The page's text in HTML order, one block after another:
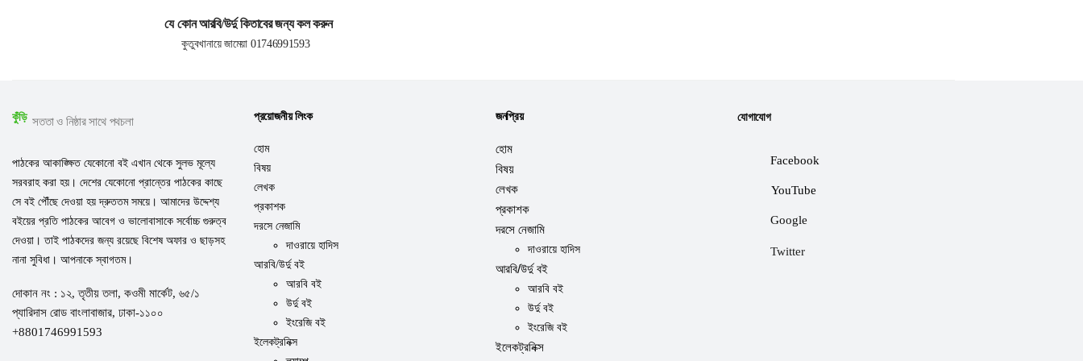
যে কোন আরবি/উর্দু কিতাবের জন্য কল করুন
কুতুবখানায়ে জামেয়া 01746991593
কুঁড়ি সততা ও নিষ্ঠার সাথে পথচলা
পাঠকের আকাঙ্ক্ষিত যেকোনো বই এখান থেকে সুলভ মূল্যে
সরবরাহ করা হয়। দেশের যেকোনো প্রান্তের পাঠকের কাছে
সে বই পৌঁছে দেওয়া হয় দ্রুততম সময়ে। আমাদের উদ্দেশ্য
বইয়ের প্রতি পাঠকের আবেগ ও ভালোবাসাকে সর্বোচ্চ গুরুত্ব
দেওয়া। তাই পাঠকদের জন্য রয়েছে বিশেষ অফার ও ছাড়সহ
নানা সুবিধা। আপনাকে স্বাগতম।
দোকান নং : ১২, তৃতীয় তলা, কওমী মার্কেট, ৬৫/১
প্যারিদাস রোড বাংলাবাজার, ঢাকা-১১০০
+8801746991593
প্রয়োজনীয় লিংক
হোম
বিষয়
লেখক
প্রকাশক
দরসে নেজামি
দাওরায়ে হাদিস
আরবি/উর্দু বই
আরবি বই
উর্দু বই
ইংরেজি বই
ইলেকট্রনিক্স
জনপ্রিয়
হোম
বিষয়
লেখক
প্রকাশক
দরসে নেজামি
দাওরায়ে হাদিস
আরবি/উর্দু বই
আরবি বই
উর্দু বই
ইংরেজি বই
ইলেকট্রনিক্স
যোগাযোগ
Facebook
YouTube
Google
Twitter